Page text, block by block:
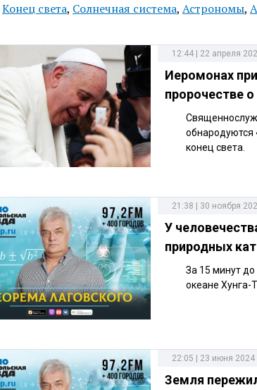
Конец света, Солнечная система, Астрономы,
12:44 | 22 апреля
Иеромонах
пророчестве
обнародуются
конец света.
21:38 | 30 ноября
У
природных
За 15 минут
океане Хунга-
22:05 | 23 июня 2024
Земля